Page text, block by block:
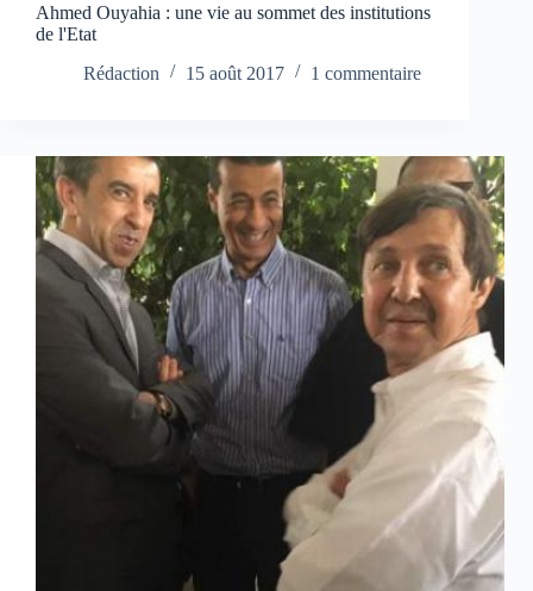
Ahmed Ouyahia : une vie au sommet des institutions
de l'Etat
Rédaction
15 août 2017 1 commentaire